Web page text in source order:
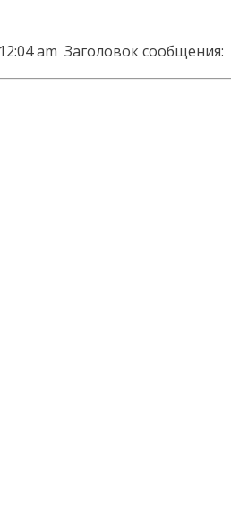
am Заголовок сообщения: